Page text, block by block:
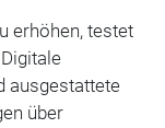
erhöhen, testet
ausgestattete
über